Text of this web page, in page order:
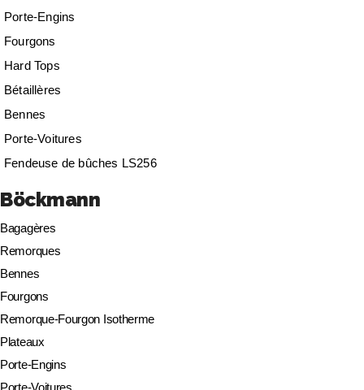
Porte-Engins
Fourgons
Hard Tops
Bétaillères
Bennes
Porte-Voitures
Fendeuse de bûches LS256
Böckmann
Bagagères
Remorques
Bennes
Fourgons
Remorque-Fourgon Isotherme
Plateaux
Porte-Engins
Porte-Voitures